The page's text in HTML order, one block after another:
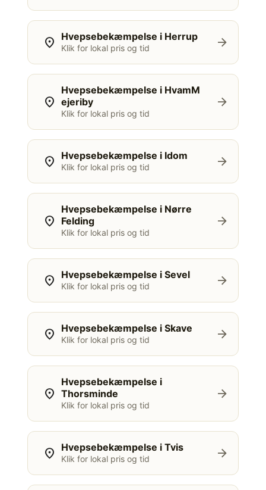
location_on Hvepsebekæmpelse i Herrup
Klik for lokal pris og tid arrow_forward
location_on
Hvepsebekæmpelse i HvamM
ejeriby
Klik for lokal pris og tid
arrow_forward
location_on Hvepsebekæmpelse i Idom
Klik for lokal pris og tid arrow_forward
location_on
Hvepsebekæmpelse i Nørre
Felding
Klik for lokal pris og tid
arrow_forward
location_on Hvepsebekæmpelse i Sevel
Klik for lokal pris og tid arrow_forward
location_on Hvepsebekæmpelse i Skave
Klik for lokal pris og tid arrow_forward
location_on
Hvepsebekæmpelse i
Thorsminde
Klik for lokal pris og tid
arrow_forward
location_on Hvepsebekæmpelse i Tvis
Klik for lokal pris og tid arrow_forward